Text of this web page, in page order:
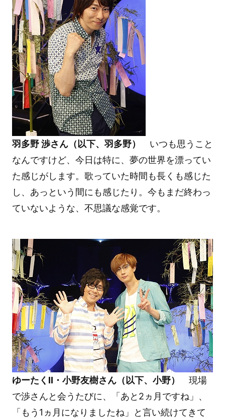
羽多野 渉さん（以下、羽多野）
いつも思うこと
なんですけど、今日は特に、夢の世界を漂ってい
た感じがします。歌っていた時間も長くも感じた
し、あっという間にも感じたり。今もまだ終わっ
ていないような、不思議な感覚です。
ゆーたくII・小野友樹さん（以下、小野）
現場
で渉さんと会うたびに、「あと2ヵ月ですね」、
「もう1ヵ月になりましたね」と言い続けてきて